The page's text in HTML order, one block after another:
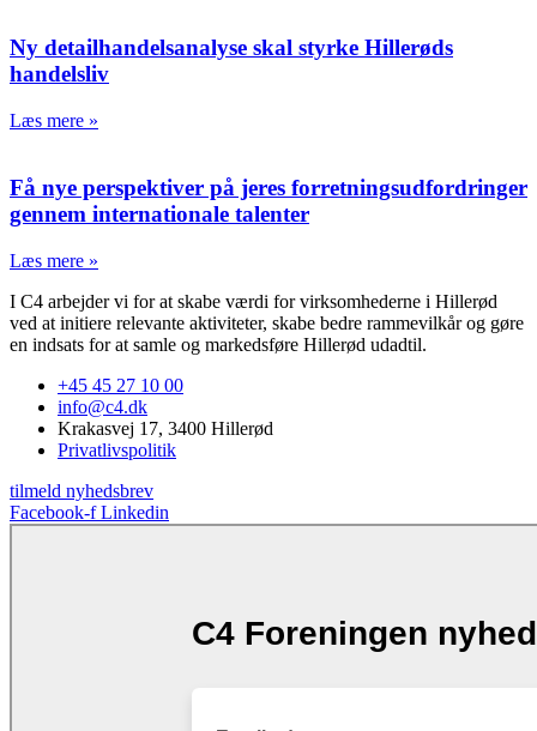
Ny detailhandelsanalyse skal styrke Hillerøds
handelsliv
Læs mere »
Få nye perspektiver på jeres forretningsudfordringer
gennem internationale talenter
Læs mere »
I C4 arbejder vi for at skabe værdi for virksomhederne i Hillerød
ved at initiere relevante aktiviteter, skabe bedre rammevilkår og gøre
en indsats for at samle og markedsføre Hillerød udadtil.
+45 45 27 10 00
info@c4.dk
Krakasvej 17, 3400 Hillerød
Privatlivspolitik
tilmeld nyhedsbrev
Facebook-f Linkedin